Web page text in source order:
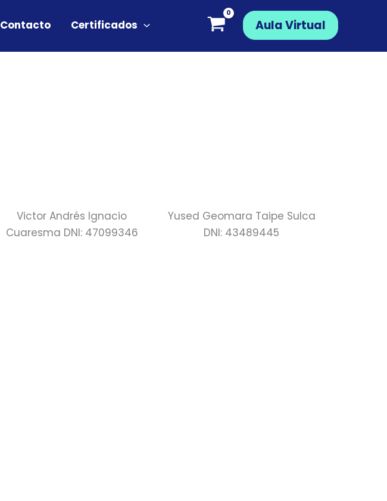
Contacto Certificados Aula Virtual
Victor Andrés Ignacio
Cuaresma DNI: 47099346
Yused Geomara Taipe Sulca
DNI: 43489445